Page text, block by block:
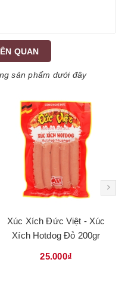
QUAN
sản phẩm dưới đây
Xúc Xích Đức Việt - Xúc
Xích Hotdog Đỏ 200gr
25.000₫